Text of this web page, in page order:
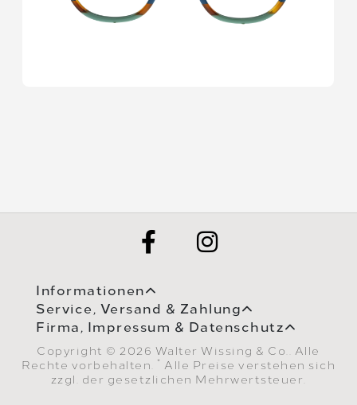
Informationen
Service, Versand & Zahlung
Firma, Impressum & Datenschutz
Copyright © 2026 Walter Wissing & Co.. Alle
Rechte vorbehalten.
* Alle Preise verstehen sich
zzgl. der gesetzlichen Mehrwertsteuer.